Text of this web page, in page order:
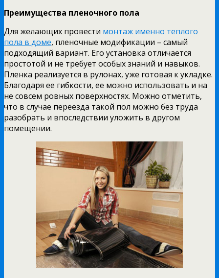
Преимущества пленочного пола
Для желающих провести монтаж именно теплого
пола в доме, пленочные модификации – самый
подходящий вариант. Его установка отличается
простотой и не требует особых знаний и навыков.
Пленка реализуется в рулонах, уже готовая к укладке.
Благодаря ее гибкости, ее можно использовать и на
не совсем ровных поверхностях. Можно отметить,
что в случае переезда такой пол можно без труда
разобрать и впоследствии уложить в другом
помещении.